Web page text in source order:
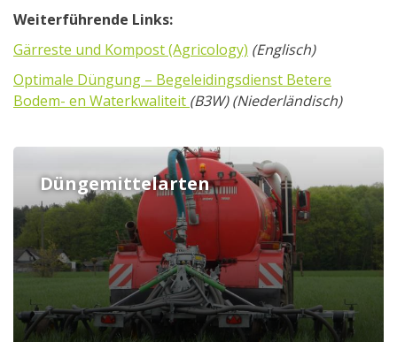
Weiterführende Links:
Gärreste und Kompost (Agricology) (Englisch)
Optimale Düngung – Begeleidingsdienst Betere
Bodem- en Waterkwaliteit (B3W) (Niederländisch)
Düngemittelarten